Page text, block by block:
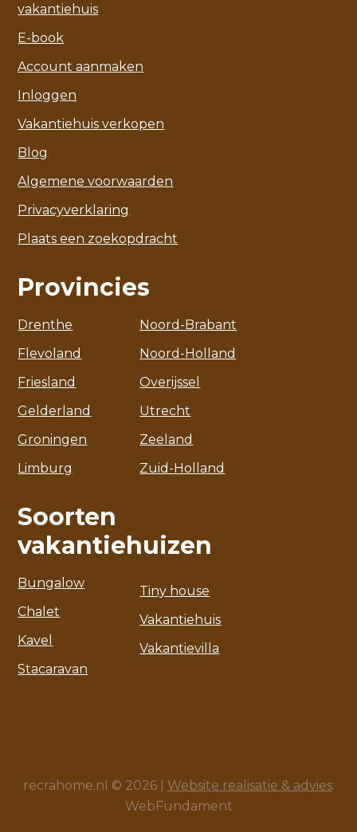
vakantiehuis
E-book
Account aanmaken
Inloggen
Vakantiehuis verkopen
Blog
Algemene voorwaarden
Privacyverklaring
Plaats een zoekopdracht
Provincies
Drenthe
Flevoland
Friesland
Gelderland
Groningen
Limburg
Noord-Brabant
Noord-Holland
Overijssel
Utrecht
Zeeland
Zuid-Holland
Soorten
vakantiehuizen
Bungalow
Chalet
Kavel
Stacaravan
Tiny house
Vakantiehuis
Vakantievilla
recrahome.nl © 2026 | Website realisatie & advies:
WebFundament